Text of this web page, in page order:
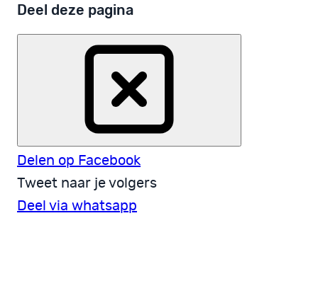
Deel deze pagina
Delen op Facebook
Tweet naar je volgers
Deel via whatsapp